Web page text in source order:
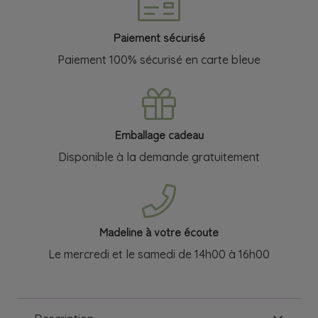
Paiement sécurisé
Paiement 100% sécurisé en carte bleue
Emballage cadeau
Disponible à la demande gratuitement
Madeline à votre écoute
Le mercredi et le samedi de 14h00 à 16h00